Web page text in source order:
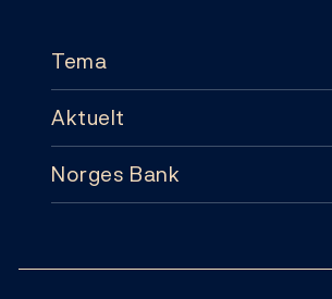
Tema
Tema
Pengepolitikk
Aktuelt
Aktuelt
Norges Bank